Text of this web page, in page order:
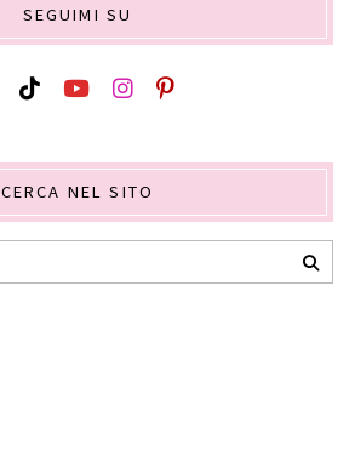
SEGUIMI SU
CERCA NEL SITO